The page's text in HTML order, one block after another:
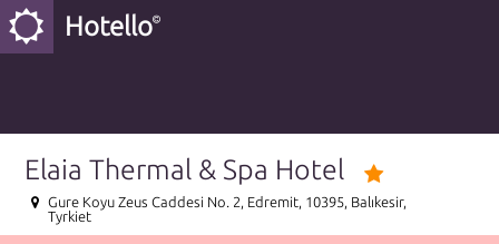
Hotello
Elaia Thermal & Spa Hotel
Gure Koyu Zeus Caddesi No. 2, Edremit, 10395, Balıkesir,
Tyrkiet